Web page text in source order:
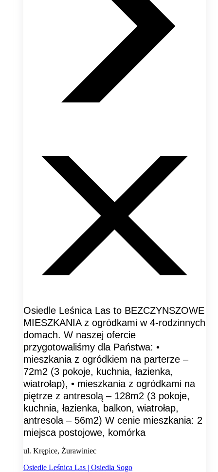
Osiedle Leśnica Las to BEZCZYNSZOWE
MIESZKANIA z ogródkami w 4-rodzinnych
domach. W naszej ofercie
przygotowaliśmy dla Państwa: •
mieszkania z ogródkiem na parterze –
72m2 (3 pokoje, kuchnia, łazienka,
wiatrołap), • mieszkania z ogródkami na
piętrze z antresolą – 128m2 (3 pokoje,
kuchnia, łazienka, balkon, wiatrołap,
antresola – 56m2) W cenie mieszkania: 2
miejsca postojowe, komórka
ul. Krępice, Żurawiniec
Osiedle Leśnica Las | Osiedla Sogo